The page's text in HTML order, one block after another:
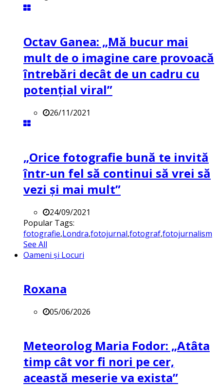
Octav Ganea: „Mă bucur mai
mult de o imagine care provoacă
întrebări decât de un cadru cu
potenţial viral”
26/11/2021
„Orice fotografie bună te invită
într-un fel să continui să vrei să
vezi și mai mult”
24/09/2021
Popular Tags:
fotografie,Londra,fotojurnal,fotograf,fotojurnalism
See All
Oameni și Locuri
Roxana
05/06/2026
Meteorolog Maria Fodor: „Atâta
timp cât vor fi nori pe cer,
această meserie va exista”